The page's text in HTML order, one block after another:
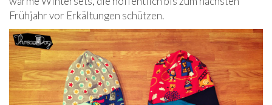
Frühjahr vor Erkältungen schützen.